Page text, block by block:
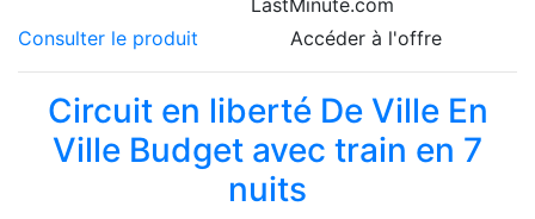
Consulter le produit
Accéder à l'offre
Circuit en liberté De Ville En
Ville Budget avec train en 7
nuits